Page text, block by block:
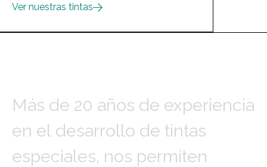
Ver nuestras tintas
Más de 20 años de experiencia
en el desarrollo de tintas
especiales, nos permiten